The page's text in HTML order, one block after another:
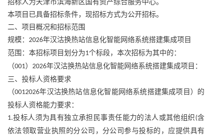
招标人为天津市滨海新区国有资产综合服务中心。
本项目已具备招标条件，现招标方式为公开招标。
二、项目概况和招标范围
规模： 2026年汉沽换热站信息化智能网络系统搭建集成项目
范围：本招标项目划分为1个标段，本次招标为其中的：
（001） 2026年汉沽换热站信息化智能网络系统搭建集成项目：
三、投标人资格要求
（0012026年汉沽换热站信息化智能网络系统搭建集成项目）的
投标人资格能力要求：
1.投标人须为具有独立承担民事责任能力的法人或其他组织 (含
依法领取营业执照的分公司，分公司参与投标的，应提供具有